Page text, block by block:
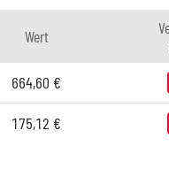
Wert
664,60 €
175,12 €